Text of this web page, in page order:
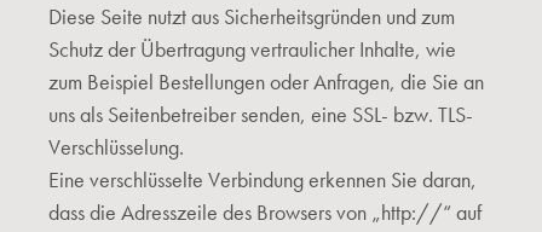
Diese Seite nutzt aus Sicherheitsgründen und zum
Schutz der Übertragung vertraulicher Inhalte, wie
zum Beispiel Bestellungen oder Anfragen, die Sie an
uns als Seitenbetreiber senden, eine SSL- bzw. TLS-
Verschlüsselung.
Eine verschlüsselte Verbindung erkennen Sie daran,
dass die Adresszeile des Browsers von „http://“ auf